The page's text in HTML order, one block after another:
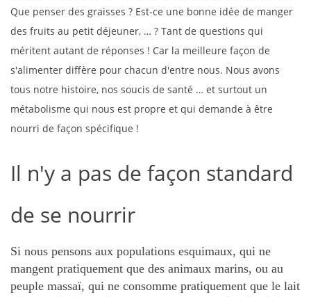
Que penser des graisses ? Est-ce une bonne idée de manger
des fruits au petit déjeuner, … ? Tant de questions qui
méritent autant de réponses ! Car la meilleure façon de
s'alimenter diffère pour chacun d'entre nous. Nous avons
tous notre histoire, nos soucis de santé … et surtout un
métabolisme qui nous est propre et qui demande à être
nourri de façon spécifique !
Il n'y a pas de façon standard
de se nourrir
Si nous pensons aux populations esquimaux, qui ne
mangent pratiquement que des animaux marins, ou au
peuple massaï, qui ne consomme pratiquement que le lait